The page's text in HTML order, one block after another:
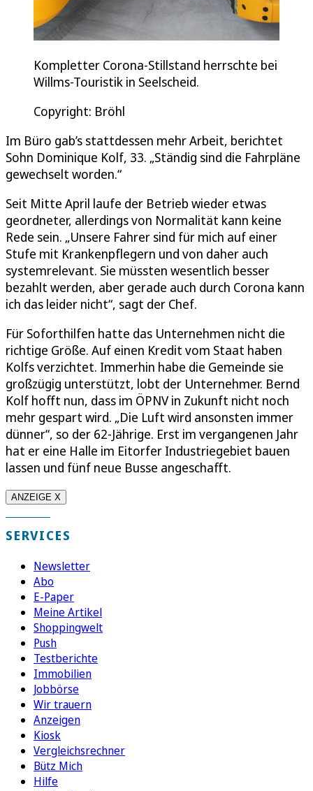
Kompletter Corona-Stillstand herrschte bei
Willms-Touristik in Seelscheid.
Copyright: Bröhl
Im Büro gab’s stattdessen mehr Arbeit, berichtet
Sohn Dominique Kolf, 33. „Ständig sind die Fahrpläne
gewechselt worden.“
Seit Mitte April laufe der Betrieb wieder etwas
geordneter, allerdings von Normalität kann keine
Rede sein. „Unsere Fahrer sind für mich auf einer
Stufe mit Krankenpflegern und von daher auch
systemrelevant. Sie müssten wesentlich besser
bezahlt werden, aber gerade auch durch Corona kann
ich das leider nicht“, sagt der Chef.
Für Soforthilfen hatte das Unternehmen nicht die
richtige Größe. Auf einen Kredit vom Staat haben
Kolfs verzichtet. Immerhin habe die Gemeinde sie
großzügig unterstützt, lobt der Unternehmer. Bernd
Kolf hofft nun, dass im ÖPNV in Zukunft nicht noch
mehr gespart wird. „Die Luft wird ansonsten immer
dünner“, so der 62-Jährige. Erst im vergangenen Jahr
hat er eine Halle im Eitorfer Industriegebiet bauen
lassen und fünf neue Busse angeschafft.
ANZEIGE X
SERVICES
Newsletter
Abo
E-Paper
Meine Artikel
Shoppingwelt
Push
Testberichte
Immobilien
Jobbörse
Wir trauern
Anzeigen
Kiosk
Vergleichsrechner
Bütz Mich
Hilfe